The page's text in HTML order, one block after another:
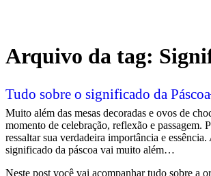
Neste post você vai acompanhar tudo sobre a
páscoa judaíca e também qual a relação do
Leia mais